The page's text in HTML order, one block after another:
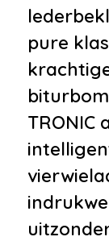
Getint
•
•
• Uitlaat
pure
TRONIC